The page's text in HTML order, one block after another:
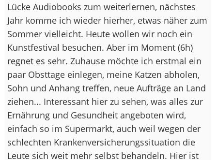
Lücke Audiobooks zum weiterlernen, nächstes
Jahr komme ich wieder hierher, etwas näher zum
Sommer vielleicht. Heute wollen wir noch ein
Kunstfestival besuchen. Aber im Moment (6h)
regnet es sehr. Zuhause möchte ich erstmal ein
paar Obsttage einlegen, meine Katzen abholen,
Sohn und Anhang treffen, neue Aufträge an Land
ziehen... Interessant hier zu sehen, was alles zur
Ernährung und Gesundheit angeboten wird,
einfach so im Supermarkt, auch weil wegen der
schlechten Krankenversicherungssituation die
Leute sich weit mehr selbst behandeln. Hier ist